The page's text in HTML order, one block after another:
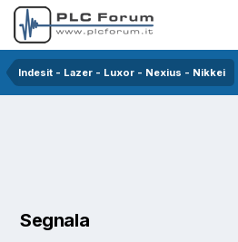
Indesit - Lazer - Luxor - Nexius - Nikkei
Segnala